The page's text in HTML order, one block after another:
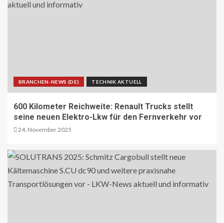
BRANCHEN-NEWS (DE) TECHNIK AKTUELL
600 Kilometer Reichweite: Renault Trucks stellt
seine neuen Elektro-Lkw für den Fernverkehr vor
24. November 2025